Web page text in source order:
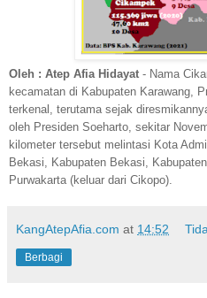
Oleh : Atep Afia Hidayat - Nama
kecamatan di Kabupaten Karawang,
terkenal, terutama sejak
oleh Presiden Soeharto, sekitar
kilometer tersebut melintasi Kota
Bekasi, Kabupaten Bekasi,
Purwakarta (keluar dari Cikopo).
KangAtepAfia.com at 14:52
Berbagi